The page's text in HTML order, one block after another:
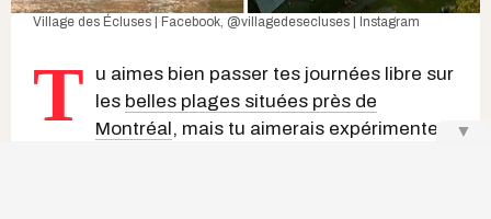
Village des Écluses | Facebook @villagedesecluses | Instagram
T
u aimes bien passer tes journées libre sur
les belles plages situées près de
Montréal, mais tu aimerais expérimenter
▼